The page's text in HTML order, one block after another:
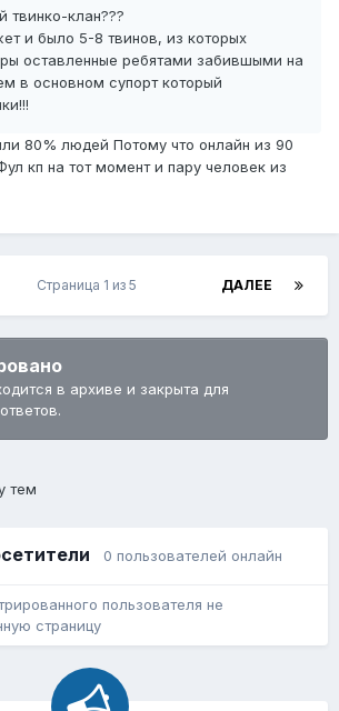
твинко-клан???
и было 5-8 твинов, из которых
оставленные ребятами забившыми на
в основном супорт который
80% людей Потому что онлайн из 90
кп на тот момент и пару человек из
ДАЛЕЕ
Страница 1 из 5
в архиве и закрыта для
тем
0 пользователей онлайн
пользователя не
страницу